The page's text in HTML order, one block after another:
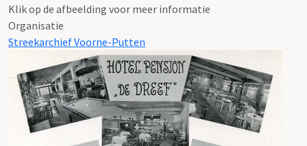
Klik op de afbeelding voor meer informatie
Organisatie
Streekarchief Voorne-Putten